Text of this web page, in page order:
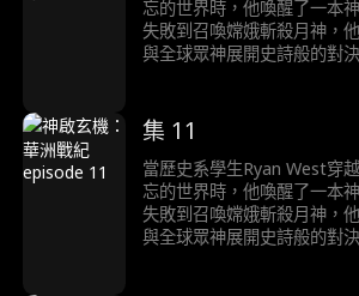
忘的世界時，他喚醒了一本
失敗到召喚嫦娥斬殺月神，
與全球眾神展開史詩般的對
集 11
當歷史系學生Ryan West穿
忘的世界時，他喚醒了一本
失敗到召喚嫦娥斬殺月神，
與全球眾神展開史詩般的對